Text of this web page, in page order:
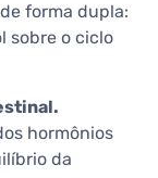
forma dupla:
sobre o ciclo
hormônios
da